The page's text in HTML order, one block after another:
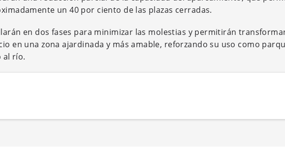
un 40 por ciento de las plazas cerradas.
en dos fases para minimizar las molestias y permitirán
en una zona ajardinada y más amable, reforzando su uso como
al río.